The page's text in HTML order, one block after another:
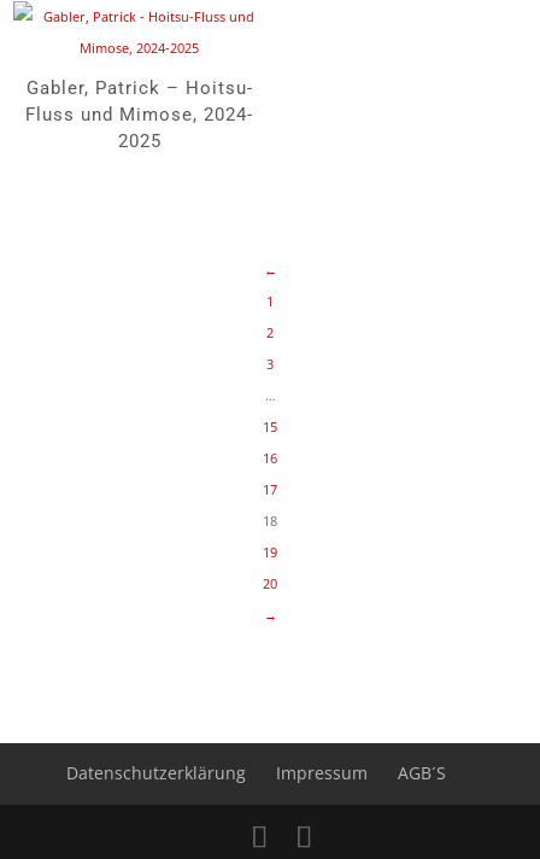
Gabler, Patrick – Hoitsu-
Fluss und Mimose, 2024-
2025
←
1
2
3
…
15
16
17
18
19
20
→
Datenschutzerklärung Impressum AGB´S